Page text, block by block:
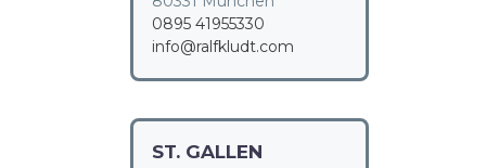
0895 41955330
info@ralfkludt.com
ST. GALLEN